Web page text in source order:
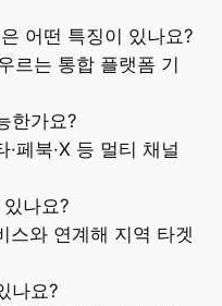
어떤 특징이 있나요?
르는 통합 플랫폼 기
한가요?
·페북·X 등 멀티 채널
나요?
스와 연계해 지역 타겟
나요?